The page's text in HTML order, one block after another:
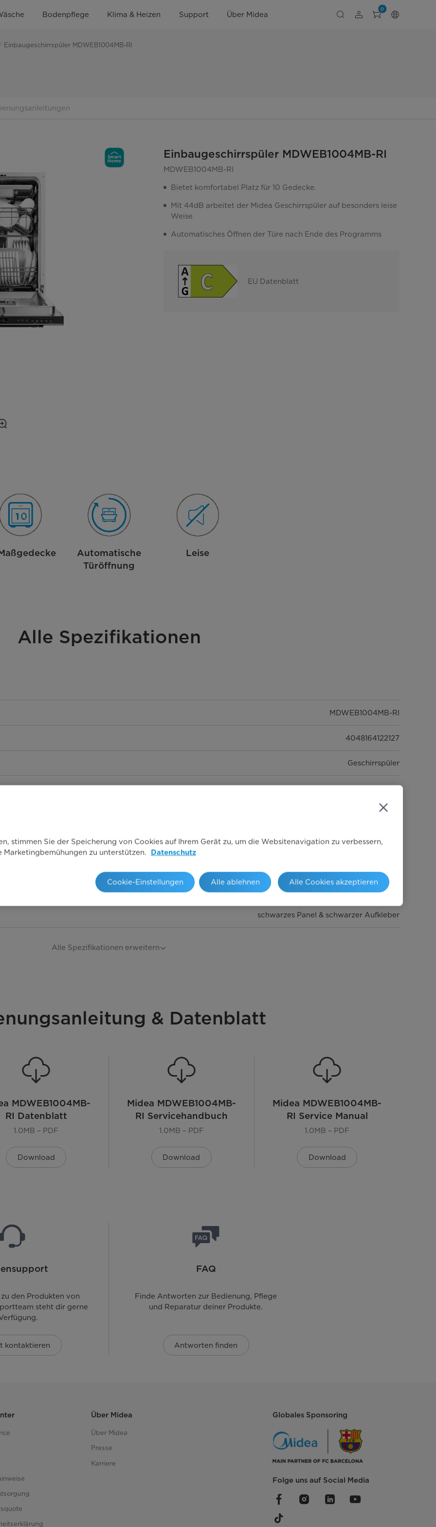
Bodenpflege Klima & Heizen Support Über Midea
0
Einbaugeschirrspüler MDWEB1004MB-RI
Einbaugeschirrspüler MDWEB1004MB-RI
MDWEB1004MB-RI
Bietet komfortabel Platz für 10 Gedecke.
Mit 44dB arbeitet der Midea Geschirrspüler auf besonders leise
Weise
Automatisches Öffnen der Türe nach Ende des Programms
EU Datenblatt
Automatische
Türöffnung
Leise
Alle Spezifikationen
MDWEB1004MB-RI
4048164122127
Geschirrspüler
Einbaugeschirrspüler
vollintegriert
Inox
schwarzes Panel & schwarzer Aufkleber
Tastensteuerung
Alle Spezifikationen erweitern
& Datenblatt
MDWEB1004MB-
RI Datenblatt
1.0MB – PDF
Download
Midea MDWEB1004MB-
RI Servicehandbuch
1.0MB – PDF
Download
Midea MDWEB1004MB-
RI Service Manual
1.0MB – PDF
Download
den Produkten von
steht dir gerne
kontaktieren
FAQ
Finde Antworten zur Bedienung, Pflege
und Reparatur deiner Produkte.
Antworten finden
Über Midea
Über Midea
Presse
Karriere
Globales Sponsoring
Folge uns auf Social Media
stimmen Sie der Speicherung von Cookies auf Ihrem Gerät zu, um die Websitenavigation zu verbessern,
zu unterstützen.
Datenschutz
Alle ablehnen Alle Cookies akzeptieren
Cookie-Einstellungen